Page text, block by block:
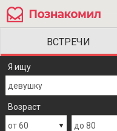
Я ищу
Возраст